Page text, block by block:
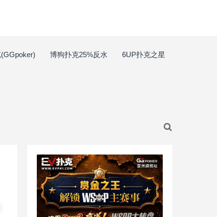
博狗扑克25%反水 6UP扑克之星